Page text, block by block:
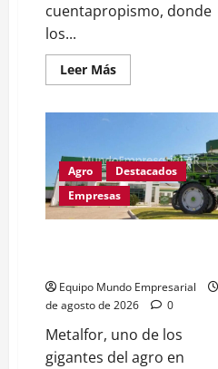
cuentapropismo, donde
los...
Leer MásLeer
más
cuentapropistas
pierden
hasta
28%
de
ingresos
Agro
Destacados
Empresas
Equipo Mundo Empresarial
de agosto de 2026
0
Metalfor, uno de los
gigantes del agro en